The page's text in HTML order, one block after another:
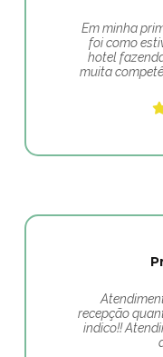
Em minha
foi como
hotel
muita
recepção
indico!!